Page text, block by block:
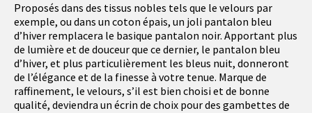
Proposés dans des tissus nobles tels que le velours par
exemple, ou dans un coton épais, un joli pantalon bleu
d’hiver remplacera le basique pantalon noir. Apportant plus
de lumière et de douceur que ce dernier, le pantalon bleu
d’hiver, et plus particulièrement les bleus nuit, donneront
de l’élégance et de la finesse à votre tenue. Marque de
raffinement, le velours, s’il est bien choisi et de bonne
qualité, deviendra un écrin de choix pour des gambettes de